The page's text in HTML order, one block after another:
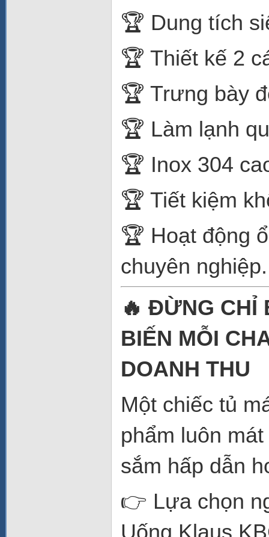
🏆 Dung tích
🏆 Thiết kế 2
🏆 Trưng bày
🏆 Làm lạnh
🏆 Inox 304
🏆 Tiết kiệm
🏆 Hoạt động
chuyên nghiệp.
🔥 ĐỪNG CHỈ
BIẾN MỖI
DOANH THU
Một chiếc tủ
phẩm luôn
sắm hấp dẫn
👉 Lựa chọn
Uống Klaus